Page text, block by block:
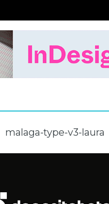
malaga-type-v3-laura